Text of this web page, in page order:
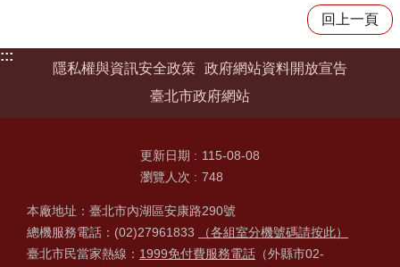
回上一頁
:::
隱私權與資訊安全政策 政府網站資料開放宣告
臺北市政府網站
更新日期
115-08-08
瀏覽人次
748
本廠地址：臺北市內湖區安康路290號
總機服務電話：(02)27961833
（各組室分機號碼請按此）
臺北市民當家熱線： 1999免付費服務電話 （外縣市02-